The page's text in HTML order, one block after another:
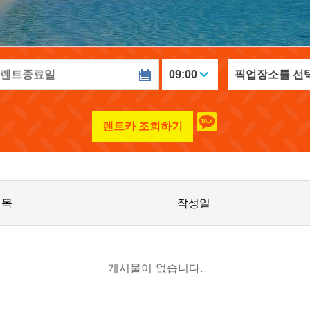
렌트카 조회하기
작성일
게시물이 없습니다.